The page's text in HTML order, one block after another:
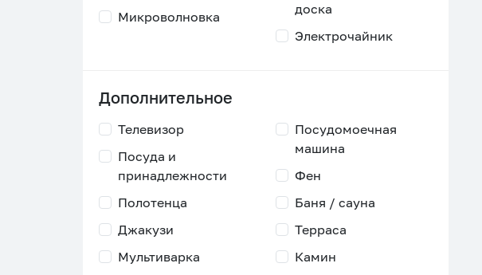
Микроволновка
доска
Электрочайник
Дополнительное
Телевизор
Посуда и
принадлежности
Посудомоечная
машина
Фен
Полотенца
Джакузи
Баня / сауна
Терраса
Мультиварка
Камин